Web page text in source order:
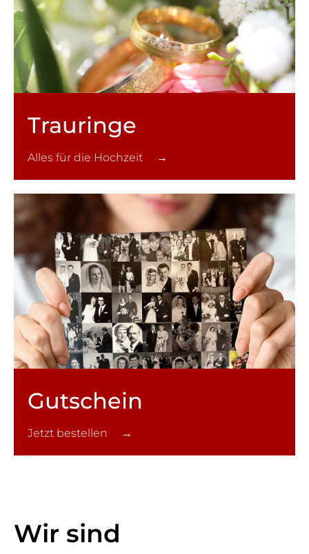
Trauringe
Alles für die Hochzeit →
Gutschein
Jetzt bestellen →
Wir sind